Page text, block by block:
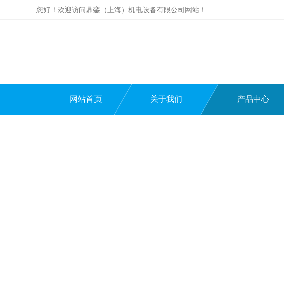
您好！欢迎访问鼎銮（上海）机电设备有限公司网站！
网站首页 关于我们 产品中心